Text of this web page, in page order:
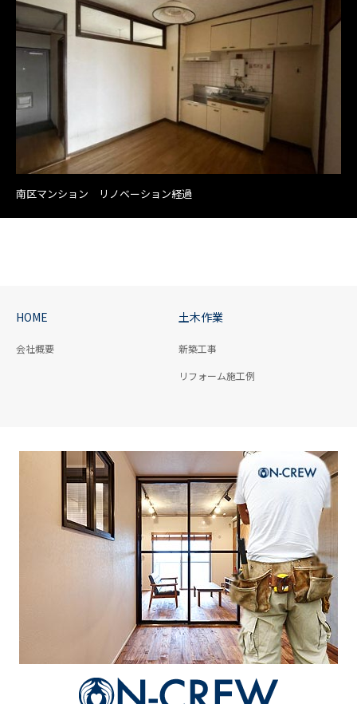
南区マンション リノベーション経過
HOME
会社概要
土木作業
新築工事
リフォーム施工例